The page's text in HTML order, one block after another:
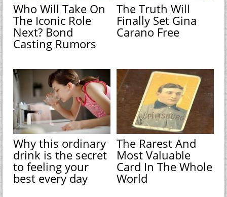
Who Will Take On
The Iconic Role
Next? Bond
Casting Rumors
The Truth Will
Finally Set Gina
Carano Free
Why this ordinary
drink is the secret
to feeling your
best every day
The Rarest And
Most Valuable
Card In The Whole
World